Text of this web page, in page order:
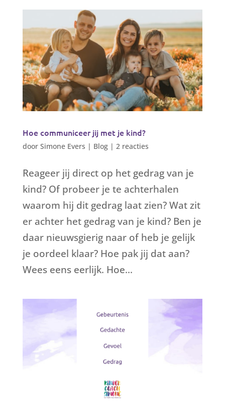
Hoe communiceer jij met je kind?
door Simone Evers | Blog| 2 reacties
Reageer jij direct op het gedrag van je
kind? Of probeer je te achterhalen
waarom hij dit gedrag laat zien? Wat zit
er achter het gedrag van je kind? Ben je
daar nieuwsgierig naar of heb je gelijk
je oordeel klaar? Hoe pak jij dat aan?
Wees eens eerlijk. Hoe...